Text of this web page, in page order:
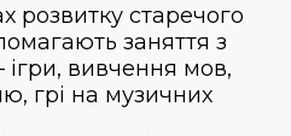
розвитку старечого
заняття з
ігри, вивчення мов,
грі на музичних